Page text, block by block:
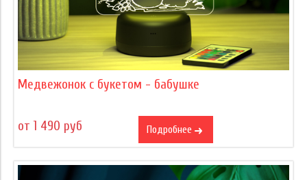
Медвежонок с букетом - бабушке
от 1 490 руб Подробнее